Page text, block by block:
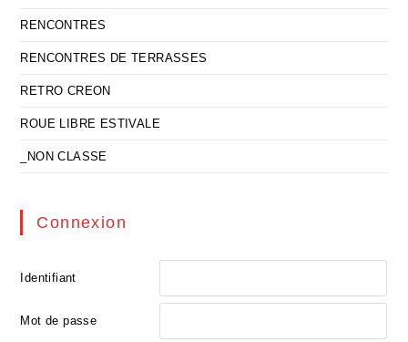
RENCONTRES
RENCONTRES DE TERRASSES
RETRO CREON
ROUE LIBRE ESTIVALE
_NON CLASSE
Connexion
Identifiant
Mot de passe